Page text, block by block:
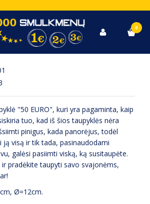
0
Metalinė taupyklė "50 EURO"
"50 EURO"
"50 EURO", kuri yra pagaminta, kaip
tuo, kad iš šios taupyklės nėra
pinigus, kada panorėjus, todėl
ją visą ir tik tada, pasinaudodami
galėsi pasiimti viską, ką susitaupėte.
pradėkite taupyti savo svajonėms,
Ø=12cm.